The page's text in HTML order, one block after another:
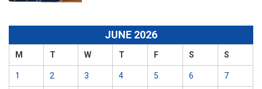
JUNE 2026
M T W T F S S
1 2 3 4 5 6 7